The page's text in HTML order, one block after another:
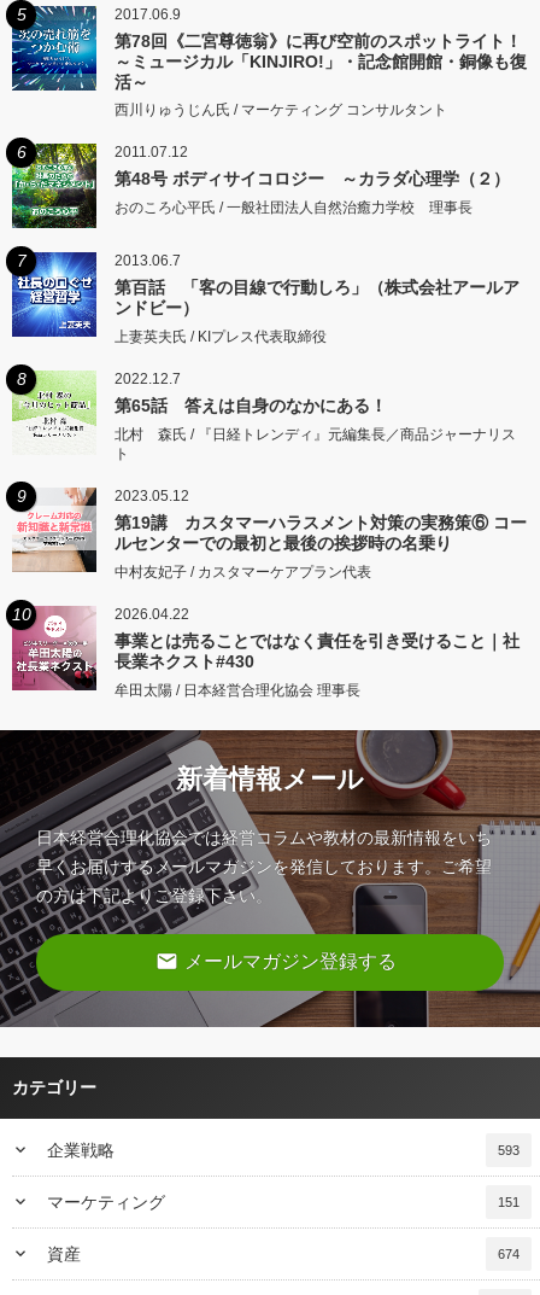
5 2017.06.9
第78回《二宮尊徳翁》に再び空前のスポットライト！
～ミュージカル「KINJIRO!」・記念館開館・銅像も復
活～
西川りゅうじん氏 / マーケティング コンサルタント
6 2011.07.12
第48号 ボディサイコロジー ～カラダ心理学（２）
おのころ心平氏 / 一般社団法人自然治癒力学校 理事長
7 2013.06.7
第百話 「客の目線で行動しろ」（株式会社アールア
ンドビー）
上妻英夫氏 / KIプレス代表取締役
8 2022.12.7
第65話 答えは自身のなかにある！
北村 森氏 / 『日経トレンディ』元編集長／商品ジャーナリス
ト
9 2023.05.12
第19講 カスタマーハラスメント対策の実務策⑥ コー
ルセンターでの最初と最後の挨拶時の名乗り
中村友妃子 / カスタマーケアプラン代表
10 2026.04.22
事業とは売ることではなく責任を引き受けること｜社
長業ネクスト#430
牟田太陽 / 日本経営合理化協会 理事長
新着情報メール
日本経営合理化協会では経営コラムや教材の最新情報をいち
早くお届けするメールマガジンを発信しております。ご希望
の方は下記よりご登録下さい。
email メールマガジン登録する
カテゴリー
keyboard_arrow_down 企業戦略 593
keyboard_arrow_down マーケティング 151
keyboard_arrow_down 資産 674